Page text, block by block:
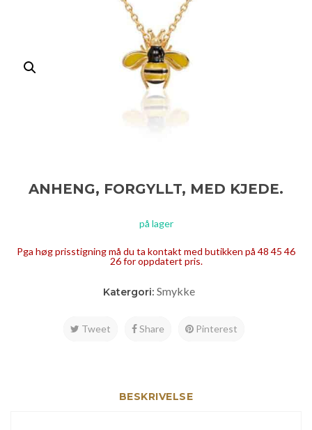
ANHENG, FORGYLLT, MED KJEDE.
på lager
Pga høg prisstigning må du ta kontakt med butikken på 48 45 46
26 for oppdatert pris.
Katergori: Smykke
Tweet Share Pinterest
BESKRIVELSE